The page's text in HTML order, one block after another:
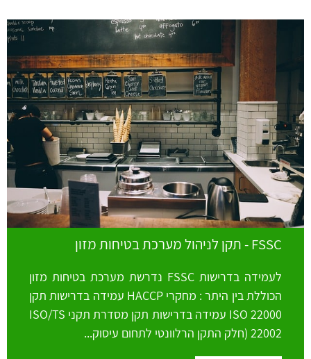
FSSC - תקן לניהול מערכת בטיחות מזון
לעמידה בדרישות FSSC נדרשת מערכת בטיחות מזון
הכוללת בין היתר : מחקרי HACCP עמידה בדרישות תקן
ISO 22000 עמידה בדרישות תקן מסדרת תקני ISO/TS
22002 (חלק התקן הרלוונטי לתחום עיסוק...